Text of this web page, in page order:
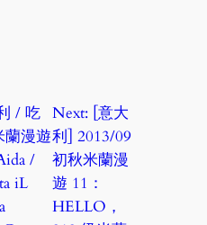
/ 吃
蘭漫遊
/
iL
Next: [意大
利] 2013/09
初秋米蘭漫
遊 11：
HELLO，